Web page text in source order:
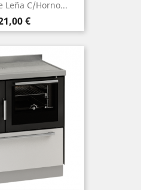
Leña C/Horno...
€